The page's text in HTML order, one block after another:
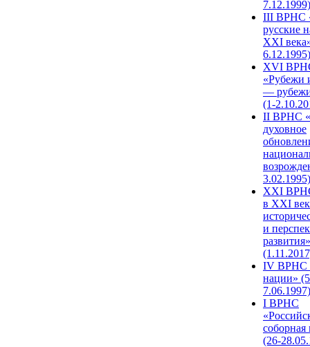
7.12.1999)
III ВРНС
русские
XXI
6.12.1995)
XVI
«Рубежи
—
(1-
II ВРНС
духовное
3.02.1995)
XХI
в XXI
и
развития»
IV ВРНС
нации»
7.06.1997)
I ВРНС
(26-